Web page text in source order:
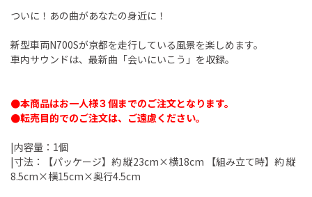
ついに！あの曲があなたの身近に！
新型車両N700Sが京都を走行している風景を楽しめます。
車内サウンドは、最新曲「会いにいこう」を収録。
●本商品はお一人様３個までのご注文となります。
●転売目的でのご注文は、ご遠慮ください。
|内容量：1個
|寸法：【パッケージ】約 縦23cm×横18cm 【組み立て時】約 縦
8.5cm×横15cm×奥行4.5cm